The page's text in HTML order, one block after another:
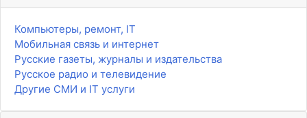
Компьютеры, ремонт, IT
Мобильная связь и интернет
Русские газеты, журналы и издательства
Русское радио и телевидение
Другие СМИ и IT услуги